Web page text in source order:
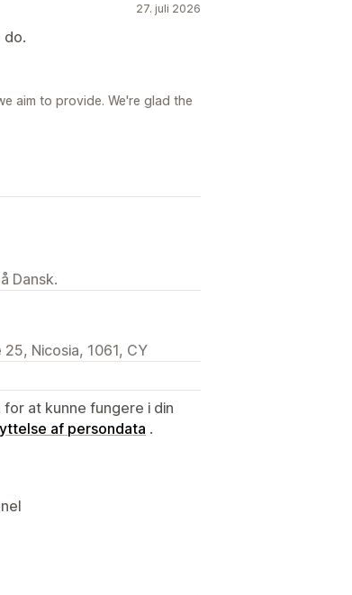
27. juli 2026
do.
aim to provide. We're glad the
Dansk.
Nicosia, 1061, CY
at kunne fungere i din
af persondata .